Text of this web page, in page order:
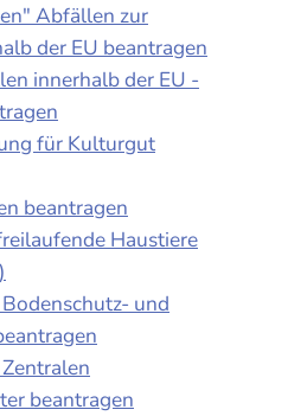
Abfällen zur
der EU beantragen
innerhalb der EU -
für Kulturgut
beantragen
Haustiere
und
beantragen